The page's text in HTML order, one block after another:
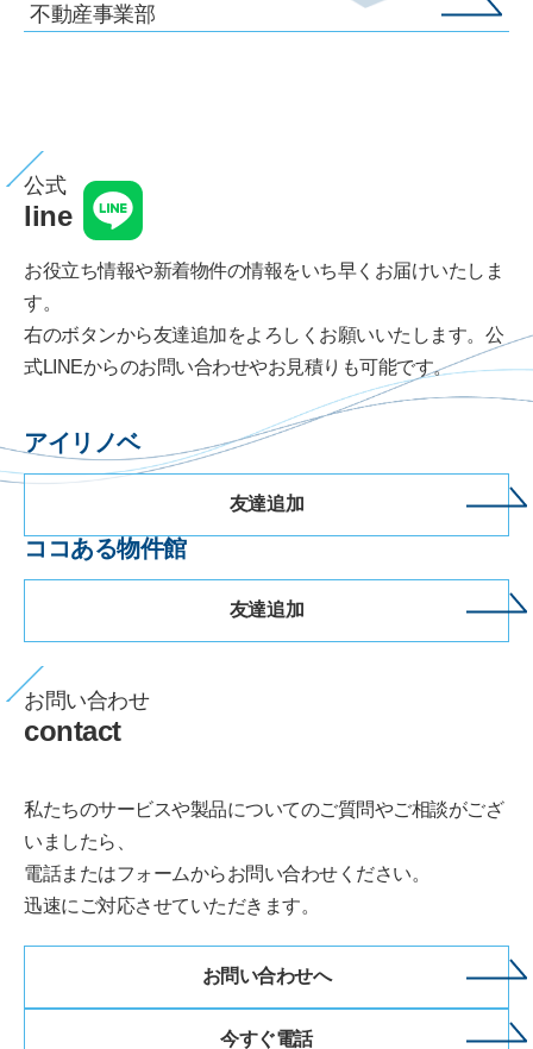
不動産事業部
公式
line
お役立ち情報や新着物件の情報をいち早くお届けいたしま
す。
右のボタンから友達追加をよろしくお願いいたします。公
式LINEからのお問い合わせやお見積りも可能です。
アイリノベ
友達追加
ココある物件館
友達追加
お問い合わせ
contact
私たちのサービスや製品についてのご質問やご相談がござ
いましたら、
電話またはフォームからお問い合わせください。
迅速にご対応させていただきます。
お問い合わせへ
今すぐ電話